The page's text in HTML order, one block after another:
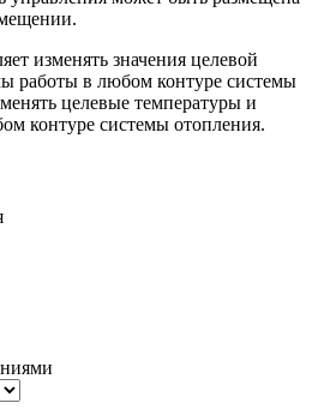
изменять значения целевой
работы в любом контуре системы
целевые температуры и
контуре системы отопления.